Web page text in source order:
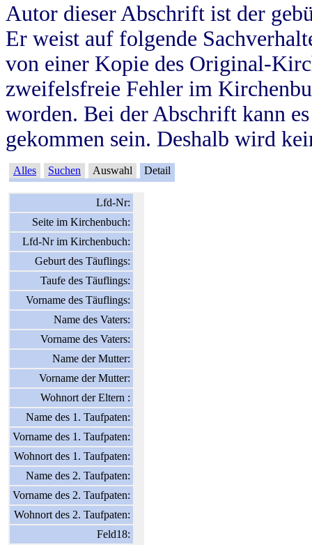
Autor dieser Abschrift ist der
Er weist auf folgende
von einer Kopie des Original-
zweifelsfreie Fehler im
worden. Bei der Abschrift kann
gekommen sein. Deshalb wird
Alles Suchen Auswahl Detail
Lfd-Nr:
Seite im Kirchenbuch:
Lfd-Nr im Kirchenbuch:
Geburt des Täuflings:
Taufe des Täuflings:
Vorname des Täuflings:
Name des Vaters:
Vorname des Vaters:
Name der Mutter:
Vorname der Mutter:
Wohnort der Eltern :
Name des 1. Taufpaten:
Vorname des 1. Taufpaten:
Wohnort des 1. Taufpaten:
Name des 2. Taufpaten:
Vorname des 2. Taufpaten:
Wohnort des 2. Taufpaten:
Feld18: